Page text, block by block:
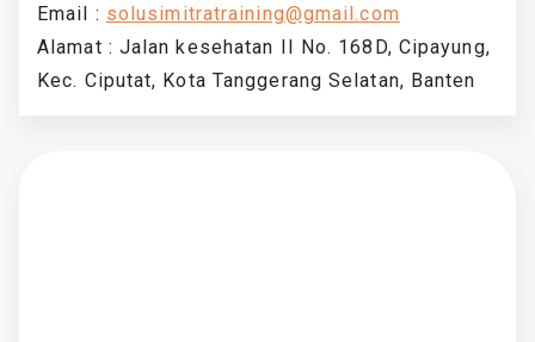
Email : solusimitratraining@gmail.com
Alamat : Jalan kesehatan II No. 168D, Cipayung,
Kec. Ciputat, Kota Tanggerang Selatan, Banten